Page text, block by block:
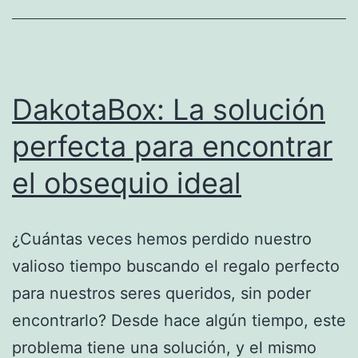
DakotaBox: La solución
perfecta para encontrar
el obsequio ideal
¿Cuántas veces hemos perdido nuestro
valioso tiempo buscando el regalo perfecto
para nuestros seres queridos, sin poder
encontrarlo? Desde hace algún tiempo, este
problema tiene una solución, y el mismo